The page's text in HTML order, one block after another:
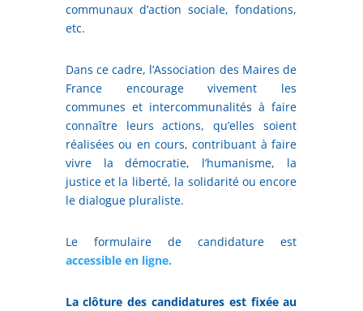
communaux d’action sociale, fondations,
etc.
Dans ce cadre, l’Association des Maires de
France encourage vivement les
communes et intercommunalités à faire
connaître leurs actions, qu’elles soient
réalisées ou en cours, contribuant à faire
vivre la démocratie, l’humanisme, la
justice et la liberté, la solidarité ou encore
le dialogue pluraliste.
Le formulaire de candidature est
accessible en ligne.
La clôture des candidatures est fixée au